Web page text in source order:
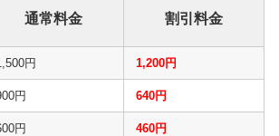
通常料金 割引料金
円 1,200円
円 640円
円 460円